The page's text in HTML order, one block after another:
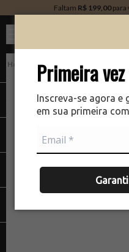
Primeira
Inscreva-se agora e
em sua primeira
Faltam R$ 199,00para
PERFUMARIA